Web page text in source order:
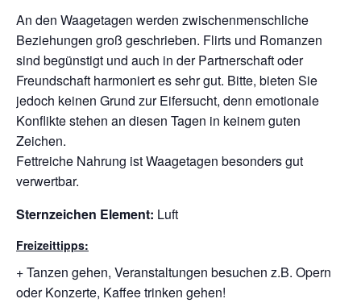
An den Waagetagen werden zwischenmenschliche
Beziehungen groß geschrieben. Flirts und Romanzen
sind begünstigt und auch in der Partnerschaft oder
Freundschaft harmoniert es sehr gut. Bitte, bieten Sie
jedoch keinen Grund zur Eifersucht, denn emotionale
Konflikte stehen an diesen Tagen in keinem guten
Zeichen.
Fettreiche Nahrung ist Waagetagen besonders gut
verwertbar.
Sternzeichen Element: Luft
Freizeittipps:
+ Tanzen gehen, Veranstaltungen besuchen z.B. Opern
oder Konzerte, Kaffee trinken gehen!